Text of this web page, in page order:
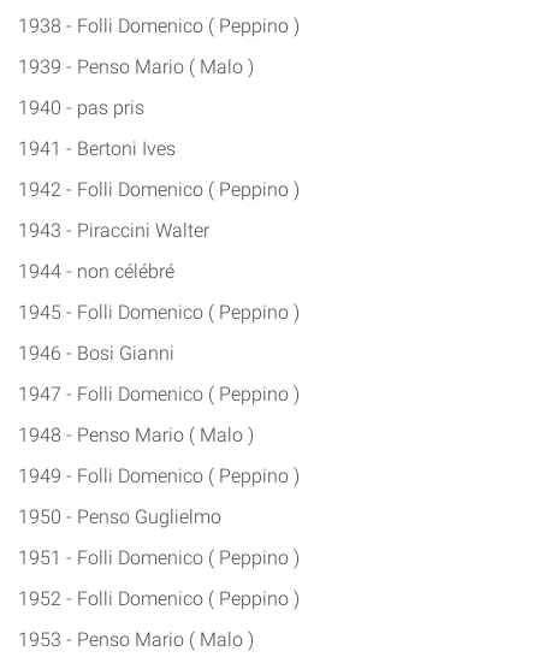
1938 - Folli Domenico ( Peppino )
1939 - Penso Mario ( Malo )
1940 - pas pris
1941 - Bertoni Ives
1942 - Folli Domenico ( Peppino )
1943 - Piraccini Walter
1944 - non célébré
1945 - Folli Domenico ( Peppino )
1946 - Bosi Gianni
1947 - Folli Domenico ( Peppino )
1948 - Penso Mario ( Malo )
1949 - Folli Domenico ( Peppino )
1950 - Penso Guglielmo
1951 - Folli Domenico ( Peppino )
1952 - Folli Domenico ( Peppino )
1953 - Penso Mario ( Malo )